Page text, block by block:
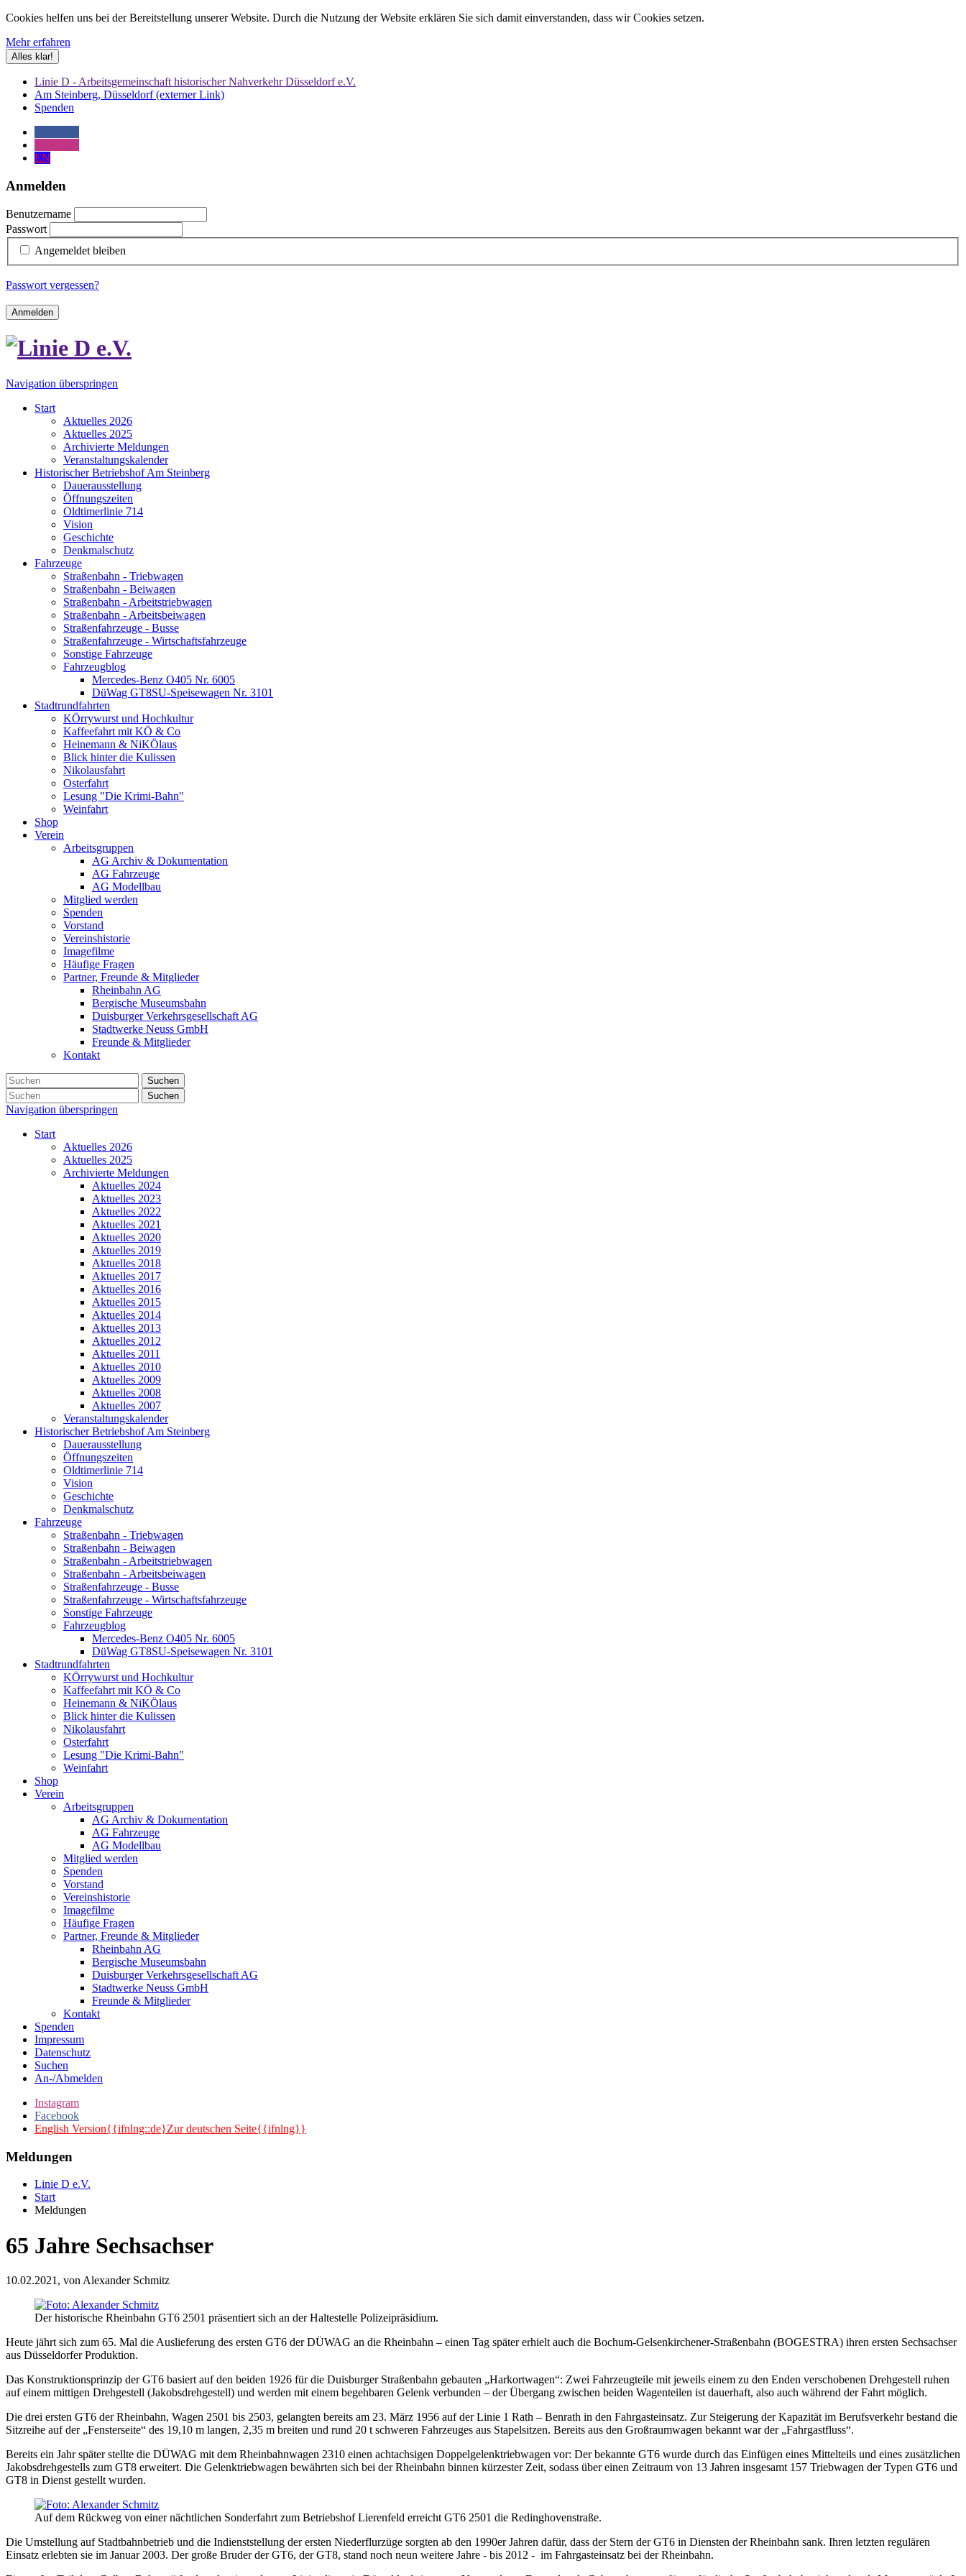
Cookies helfen uns bei der Bereitstellung unserer Website. Durch die Nutzung der Website erklären Sie sich damit einverstanden, dass wir Cookies setzen.
Mehr erfahren
Alles klar!
Linie D - Arbeitsgemeinschaft historischer Nahverkehr Düsseldorf e.V.
Am Steinberg, Düsseldorf (externer Link)
Spenden
EN
Anmelden
Benutzername
Passwort
Angemeldet bleiben
Passwort vergessen?
Anmelden
Navigation überspringen
Start
Aktuelles 2026
Aktuelles 2025
Archivierte Meldungen
Veranstaltungskalender
Historischer Betriebshof Am Steinberg
Dauerausstellung
Öffnungszeiten
Oldtimerlinie 714
Vision
Geschichte
Denkmalschutz
Fahrzeuge
Straßenbahn - Triebwagen
Straßenbahn - Beiwagen
Straßenbahn - Arbeitstriebwagen
Straßenbahn - Arbeitsbeiwagen
Straßenfahrzeuge - Busse
Straßenfahrzeuge - Wirtschaftsfahrzeuge
Sonstige Fahrzeuge
Fahrzeugblog
Mercedes-Benz O405 Nr. 6005
DüWag GT8SU-Speisewagen Nr. 3101
Stadtrundfahrten
KÖrrywurst und Hochkultur
Kaffeefahrt mit KÖ & Co
Heinemann & NiKÖlaus
Blick hinter die Kulissen
Nikolausfahrt
Osterfahrt
Lesung "Die Krimi-Bahn"
Weinfahrt
Shop
Verein
Arbeitsgruppen
AG Archiv & Dokumentation
AG Fahrzeuge
AG Modellbau
Mitglied werden
Spenden
Vorstand
Vereinshistorie
Imagefilme
Häufige Fragen
Partner, Freunde & Mitglieder
Rheinbahn AG
Bergische Museumsbahn
Duisburger Verkehrsgesellschaft AG
Stadtwerke Neuss GmbH
Freunde & Mitglieder
Kontakt
Suchen
Suchen
Navigation überspringen
Start
Aktuelles 2026
Aktuelles 2025
Archivierte Meldungen
Aktuelles 2024
Aktuelles 2023
Aktuelles 2022
Aktuelles 2021
Aktuelles 2020
Aktuelles 2019
Aktuelles 2018
Aktuelles 2017
Aktuelles 2016
Aktuelles 2015
Aktuelles 2014
Aktuelles 2013
Aktuelles 2012
Aktuelles 2011
Aktuelles 2010
Aktuelles 2009
Aktuelles 2008
Aktuelles 2007
Veranstaltungskalender
Historischer Betriebshof Am Steinberg
Dauerausstellung
Öffnungszeiten
Oldtimerlinie 714
Vision
Geschichte
Denkmalschutz
Fahrzeuge
Straßenbahn - Triebwagen
Straßenbahn - Beiwagen
Straßenbahn - Arbeitstriebwagen
Straßenbahn - Arbeitsbeiwagen
Straßenfahrzeuge - Busse
Straßenfahrzeuge - Wirtschaftsfahrzeuge
Sonstige Fahrzeuge
Fahrzeugblog
Mercedes-Benz O405 Nr. 6005
DüWag GT8SU-Speisewagen Nr. 3101
Stadtrundfahrten
KÖrrywurst und Hochkultur
Kaffeefahrt mit KÖ & Co
Heinemann & NiKÖlaus
Blick hinter die Kulissen
Nikolausfahrt
Osterfahrt
Lesung "Die Krimi-Bahn"
Weinfahrt
Shop
Verein
Arbeitsgruppen
AG Archiv & Dokumentation
AG Fahrzeuge
AG Modellbau
Mitglied werden
Spenden
Vorstand
Vereinshistorie
Imagefilme
Häufige Fragen
Partner, Freunde & Mitglieder
Rheinbahn AG
Bergische Museumsbahn
Duisburger Verkehrsgesellschaft AG
Stadtwerke Neuss GmbH
Freunde & Mitglieder
Kontakt
Spenden
Impressum
Datenschutz
Suchen
An-/Abmelden
Instagram
Facebook
English Version{{ifnlng::de}Zur deutschen Seite{{ifnlng}}
Meldungen
Linie D e.V.
Start
Meldungen
65 Jahre Sechsachser
10.02.2021, von Alexander Schmitz
Der historische Rheinbahn GT6 2501 präsentiert sich an der Haltestelle Polizeipräsidium.
Heute jährt sich zum 65. Mal die Auslieferung des ersten GT6 der DÜWAG an die Rheinbahn – einen Tag später erhielt auch die Bochum-Gelsenkirchener-Straßenbahn (BOGESTRA) ihren ersten Sechsachser
aus Düsseldorfer Produktion.
Das Konstruktionsprinzip der GT6 basiert auf den beiden 1926 für die Duisburger Straßenbahn gebauten „Harkortwagen“: Zwei Fahrzeugteile mit jeweils einem zu den Enden verschobenen Drehgestell ruhen
auf einem mittigen Drehgestell (Jakobsdrehgestell) und werden mit einem begehbaren Gelenk verbunden – der Übergang zwischen beiden Wagenteilen ist dauerhaft, also auch während der Fahrt möglich.
Die drei ersten GT6 der Rheinbahn, Wagen 2501 bis 2503, gelangten bereits am 23. März 1956 auf der Linie 1 Rath – Benrath in den Fahrgasteinsatz. Zur Steigerung der Kapazität im Berufsverkehr bestand die
Sitzreihe auf der „Fensterseite“ des 19,10 m langen, 2,35 m breiten und rund 20 t schweren Fahrzeuges aus Stapelsitzen. Bereits aus den Großraumwagen bekannt war der „Fahrgastfluss“.
Bereits ein Jahr später stellte die DÜWAG mit dem Rheinbahnwagen 2310 einen achtachsigen Doppelgelenktriebwagen vor: Der bekannte GT6 wurde durch das Einfügen eines Mittelteils und eines zusätzlichen
Jakobsdrehgestells zum GT8 erweitert. Die Gelenktriebwagen bewährten sich bei der Rheinbahn binnen kürzester Zeit, sodass über einen Zeitraum von 13 Jahren insgesamt 157 Triebwagen der Typen GT6 und
GT8 in Dienst gestellt wurden.
Auf dem Rückweg von einer nächtlichen Sonderfahrt zum Betriebshof Lierenfeld erreicht GT6 2501 die Redinghovenstraße.
Die Umstellung auf Stadtbahnbetrieb und die Indienststellung der ersten Niederflurzüge sorgten ab den 1990er Jahren dafür, dass der Stern der GT6 in Diensten der Rheinbahn sank. Ihren letzten regulären
Einsatz erlebten sie im Januar 2003. Der große Bruder der GT6, der GT8, stand noch neun weitere Jahre - bis 2012 - im Fahrgasteinsatz bei der Rheinbahn.